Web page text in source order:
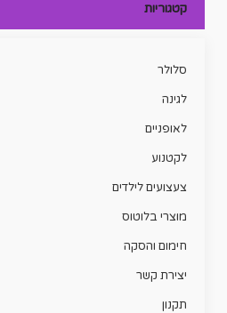
קטגוריות
סלולר
לגינה
לאופניים
לקטנוע
צעצועים לילדים
מוצרי בלוטוס
חימום והסקה
יצירת קשר
תקנון